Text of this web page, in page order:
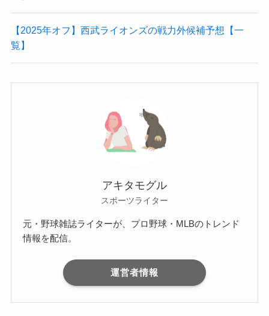
【2025年オフ】西武ライオンズの戦力外候補予想【一
覧】
アキタモグル
スポーツライター
元・野球雑誌ライターが、プロ野球・MLBのトレンド
情報を配信。
運営者情報